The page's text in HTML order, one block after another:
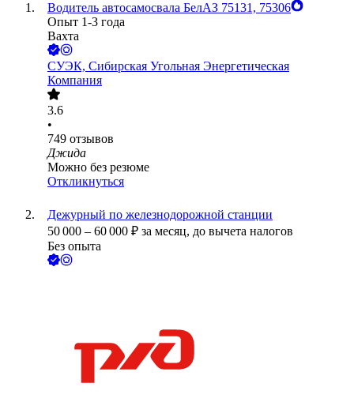
Водитель автосамосвала БелАЗ 75131, 75306
Опыт 1-3 года
Вахта
СУЭК, Сибирская Угольная Энергетическая
Компания
3.6
•
749 отзывов
Джида
Можно без резюме
Откликнуться
Дежурный по железнодорожной станции
50 000 – 60 000 ₽ за месяц, до вычета налогов
Без опыта